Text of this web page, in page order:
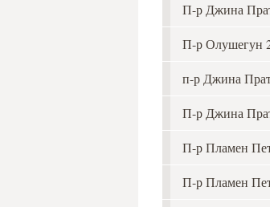
П-р Джина
П-р Олушегун
п-р Джина
П-р Джина
П-р Пламен
П-р Пламен